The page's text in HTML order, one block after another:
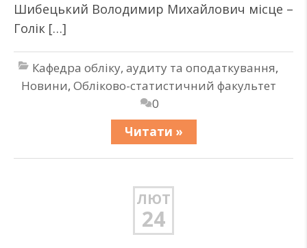
Шибецький Володимир Михайлович місце –
Голік […]
Кафедра обліку, аудиту та оподаткування,
Новини, Обліково-статистичний факультет
0
Читати »
ЛЮТ
24